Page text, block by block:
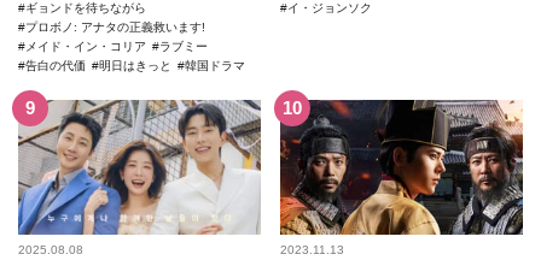
ギョンドを待ちながら
プロボノ: アナタの正義救います!
メイド・イン・コリア
ラブミー
告白の代価
明日はきっと 韓国ドラマ
イ・ジョンソク
2025.08.08 2023.11.13